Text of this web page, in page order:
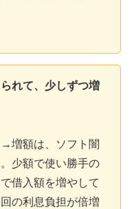
れて、少しずつ増
増額は、ソフト闇
少額で使い勝手の
借入額を増やして
の利息負担が倍増